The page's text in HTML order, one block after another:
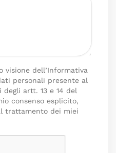
visione dell’Informativa
personali presente al
degli artt. 13 e 14 del
consenso esplicito,
trattamento dei miei